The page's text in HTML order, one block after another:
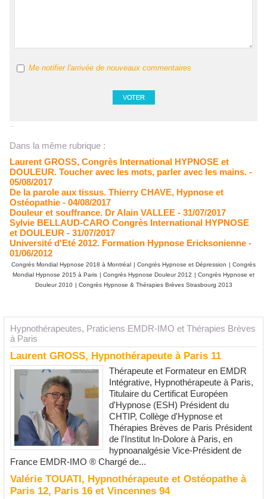
Hypnothérapeutes, Praticiens EMDR-IMO et Thérapies Brèves
à Paris
Laurent GROSS, Hypnothérapeute à Paris 11
Thérapeute et Formateur en EMDR
Intégrative, Hypnothérapeute à Paris,
Titulaire du Certificat Européen
d'Hypnose (ESH) Président du
CHTIP, Collège d'Hypnose et
Thérapies Brèves de Paris Président
de l'Institut In-Dolore à Paris, en
hypnoanalgésie Vice-Président de
France EMDR-IMO ® Chargé de...
Valérie TOUATI, Hypnothérapeute et Ostéopathe à
Paris 12, Paris 16 et Vincennes 94
Me notifier l'arrivée de nouveaux commentaires
Dans la même rubrique :
Laurent GROSS, Congrès International HYPNOSE et
DOULEUR. Toucher avec les mots, parler avec les mains. -
05/08/2017
De la parole aux tissus. Thierry CHAVE, Hypnose et
Ostéopathie - 04/08/2017
Douleur et souffrance. Dr Alain VALLEE - 31/07/2017
Sylvie BELLAUD-CARO Congrès International HYPNOSE
et DOULEUR - 31/07/2017
Université d'Eté 2012. Formation Hypnose Ericksonienne -
01/06/2012
Congrès Mondial Hypnose 2018 à Montréal | Congrès Hypnose et Dépression | Congrès
Mondial Hypnose 2015 à Paris | Congrès Hypnose Douleur 2012 | Congrès Hypnose et
Douleur 2010 | Congrès Hypnose & Thérapies Brèves Strasbourg 2013